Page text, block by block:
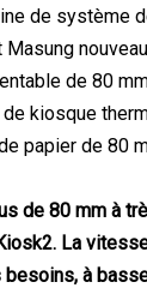
de système
de 80
kiosque
papier de 80
de 80 mm à
La
à